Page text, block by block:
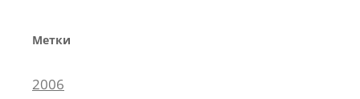
Метки
2006